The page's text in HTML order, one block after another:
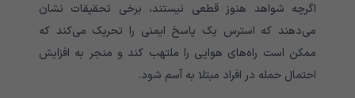
اگرچه شواهد هنوز قطعی نیستند، برخی تحقیقات نشان
می‌دهند که استرس یک پاسخ ایمنی را تحریک می‌کند که
ممکن است راه‌های هوایی را ملتهب کند و منجر به افزایش
احتمال حمله در افراد مبتلا به آسم شود.